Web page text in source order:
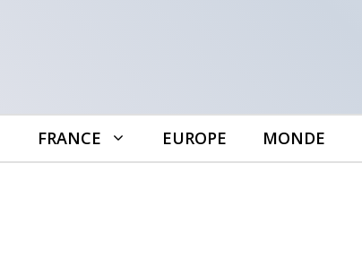
FRANCE EUROPE MONDE